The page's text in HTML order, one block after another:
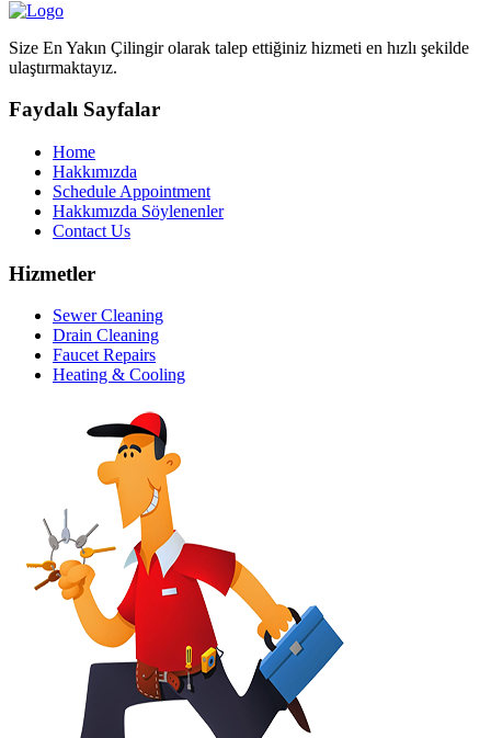
Size En Yakın Çilingir olarak talep ettiğiniz hizmeti en hızlı şekilde
ulaştırmaktayız.
Faydalı Sayfalar
Home
Hakkımızda
Schedule Appointment
Hakkımızda Söylenenler
Contact Us
Hizmetler
Sewer Cleaning
Drain Cleaning
Faucet Repairs
Heating & Cooling